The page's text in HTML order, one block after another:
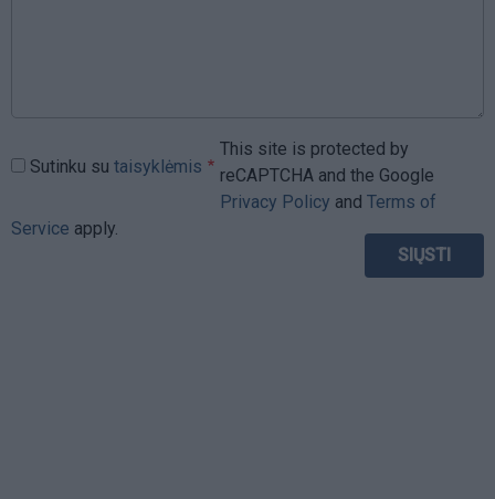
Sutinku su taisyklėmis
This site is protected by
reCAPTCHA and the Google
Privacy Policy and Terms of
Service apply.